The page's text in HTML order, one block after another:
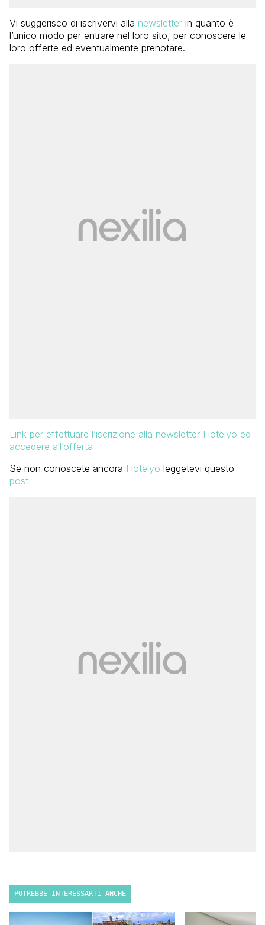
Vi suggerisco di iscrivervi alla newsletter in quanto è
l’unico modo per entrare nel loro sito, per conoscere le
loro offerte ed eventualmente prenotare.
Link per effettuare l’iscrizione alla newsletter Hotelyo ed
accedere all’offerta
Se non conoscete ancora Hotelyo leggetevi questo
post
POTREBBE INTERESSARTI ANCHE